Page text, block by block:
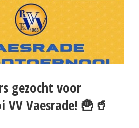
gezocht voor
VV Vaesrade! 🍟🥤